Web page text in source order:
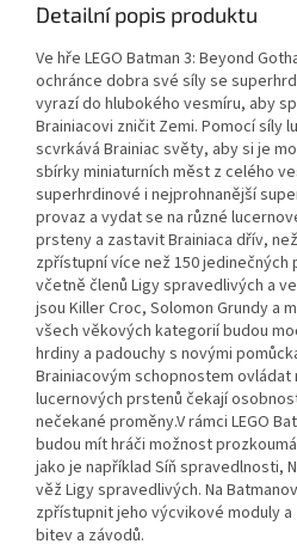
Detailní popis produktu
Ve hře LEGO Batman 3: Beyond
ochránce dobra své síly se
vyrazí do hlubokého vesmíru, aby
Brainiacovi zničit Zemi. Pomocí síly
scvrkává Brainiac světy, aby si je
sbírky miniaturních měst z celého
superhrdinové i nejprohnanější
provaz a vydat se na různé
prsteny a zastavit Brainiaca dřív,
zpřístupní více než 150 jedinečných
včetně členů Ligy spravedlivých a
jsou Killer Croc, Solomon Grundy a
všech věkových kategorií budou
hrdiny a padouchy s novými
Brainiacovým schopnostem
lucernových prstenů čekají
nečekané proměny.V rámci LEGO
budou mít hráči možnost
jako je například Síň spravedlnosti,
věž Ligy spravedlivých. Na
zpřístupnit jeho výcvikové moduly
bitev a závodů.